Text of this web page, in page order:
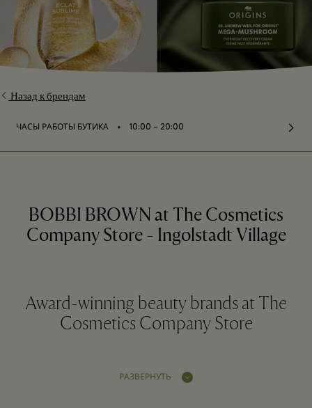
Назад к брендам
ЧАСЫ РАБОТЫ БУТИКА ⬩ 10:00 – 20:00
BOBBI BROWN at The Cosmetics
Company Store - Ingolstadt Village
Award-winning beauty brands at The
Cosmetics Company Store
РАЗВЕРНУТЬ